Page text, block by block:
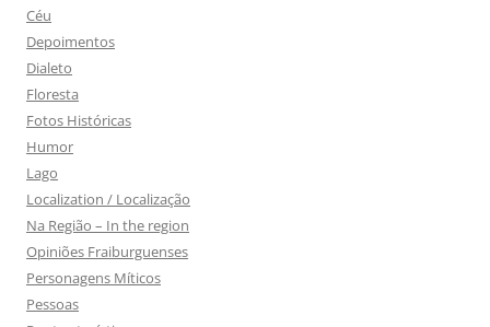
Céu
Depoimentos
Dialeto
Floresta
Fotos Históricas
Humor
Lago
Localization / Localização
Na Região – In the region
Opiniões Fraiburguenses
Personagens Míticos
Pessoas